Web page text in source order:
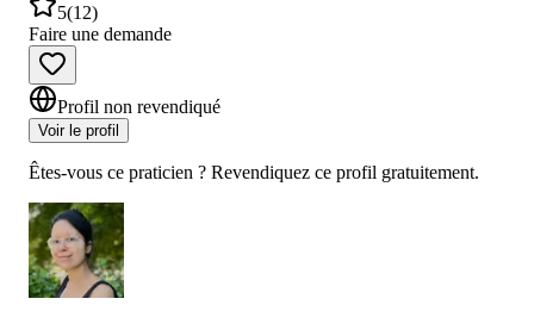
5(12)
Faire une demande
Profil non revendiqué
Voir le profil
Êtes-vous ce praticien ? Revendiquez ce profil gratuitement.